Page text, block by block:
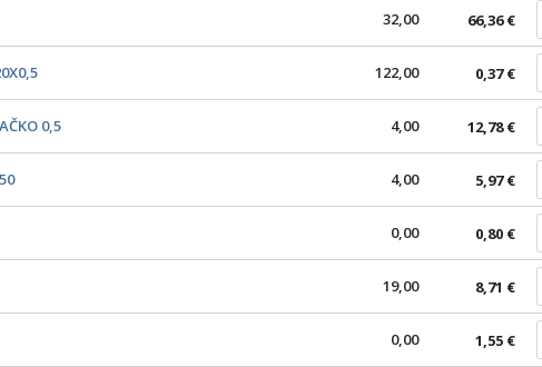
32,00 66,36 €
122,00 0,37 €
0,5 4,00 12,78 €
4,00 5,97 €
0,00 0,80 €
19,00 8,71 €
0,00 1,55 €